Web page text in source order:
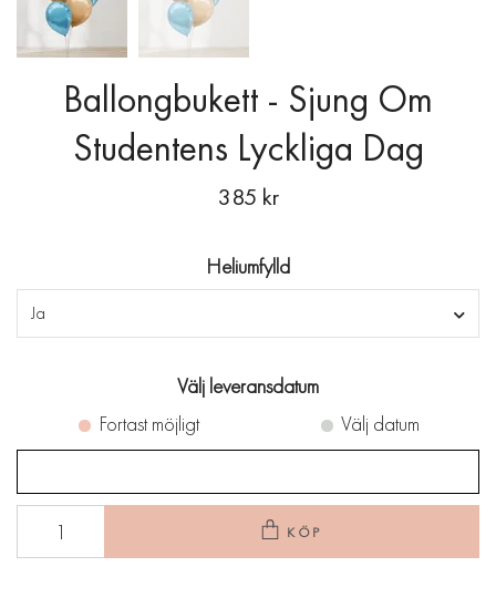
Ballongbukett - Sjung Om
Studentens Lyckliga Dag
385 kr
Heliumfylld
Ja
Välj leveransdatum
Fortast möjligt
Välj datum
KÖP